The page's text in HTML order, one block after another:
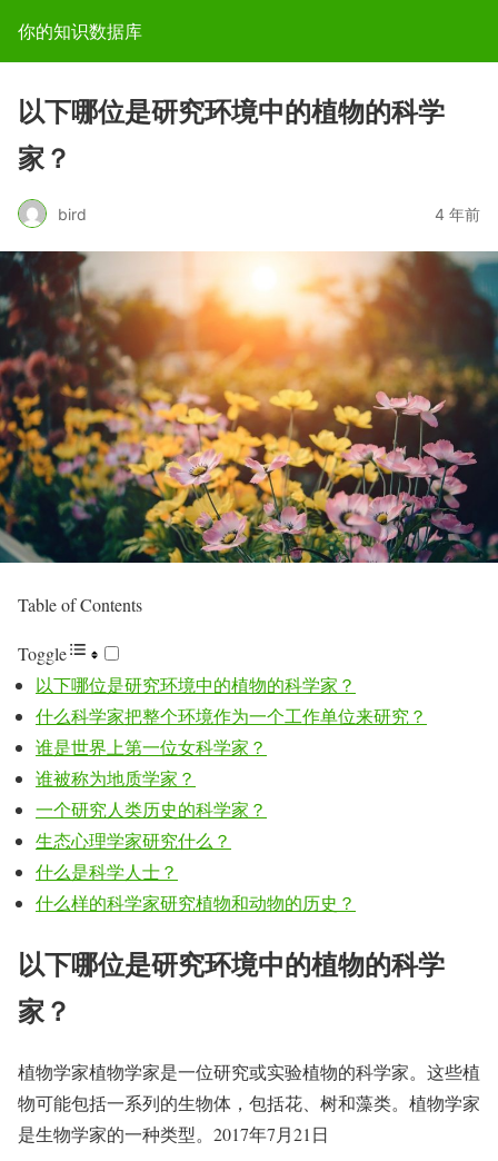
你的知识数据库
以下哪位是研究环境中的植物的科学
家？
bird 4 年前
Table of Contents
Toggle
以下哪位是研究环境中的植物的科学家？
什么科学家把整个环境作为一个工作单位来研究？
谁是世界上第一位女科学家？
谁被称为地质学家？
一个研究人类历史的科学家？
生态心理学家研究什么？
什么是科学人士？
什么样的科学家研究植物和动物的历史？
以下哪位是研究环境中的植物的科学
家？
植物学家植物学家是一位研究或实验植物的科学家。这些植
物可能包括一系列的生物体，包括花、树和藻类。植物学家
是生物学家的一种类型。2017年7月21日